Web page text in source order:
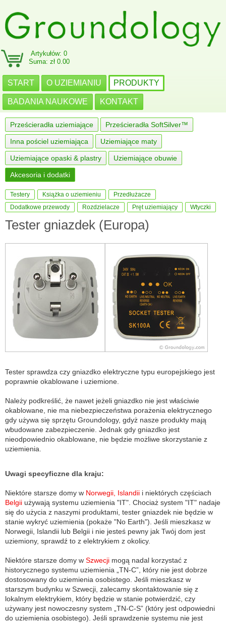
Artykułów: 0
Suma: zł 0.00
START O UZIEMIANIU PRODUKTY
BADANIA NAUKOWE KONTAKT
Prześcieradła uziemiające Prześcieradła SoftSilver™
Inna pościel uziemiająca Uziemiające maty
Uziemiające opaski & plastry Uziemiające obuwie
Akcesoria i dodatki
Testery Książka o uziemieniu
Przedłużacze
Dodatkowe przewody
Rozdzielacze Pręt uziemiający Wtyczki
Tester gniazdek (Europa)
Tester sprawdza czy gniazdko elektryczne typu europejskiego jest
poprawnie okablowane i uziemione.
Należy podkreślić, że nawet jeżeli gniazdko nie jest właściwie
okablowane, nie ma niebezpieczeństwa porażenia elektrycznego
gdy używa się sprzętu Groundology, gdyż nasze produkty mają
wbudowane zabezpieczenie. Jednak gdy gniazdko jest
nieodpowiednio okablowane, nie będzie możliwe skorzystanie z
uziemienia.
Uwagi specyficzne dla kraju:
Niektóre starsze domy w Norwegii, Islandii i niektórych częściach
Belgii używają systemu uziemienia "IT". Chociaż system "IT" nadaje
się do użycia z naszymi produktami, tester gniazdek nie będzie w
stanie wykryć uziemienia (pokaże "No Earth"). Jeśli mieszkasz w
Norwegii, Islandii lub Belgii i nie jesteś pewny jak Twój dom jest
uziemiony, sprawdź to z elektrykiem z okolicy.
Niektóre starsze domy w Szwecji mogą nadal korzystać z
historycznego systemu uziemienia „TN-C”, który nie jest dobrze
dostosowany do uziemienia osobistego. Jeśli mieszkasz w
starszym budynku w Szwecji, zalecamy skontaktowanie się z
lokalnym elektrykiem, który będzie w stanie potwierdzić, czy
używany jest nowoczesny system „TN-C-S” (który jest odpowiedni
do uziemienia osobistego). Jeśli sprawdzenie systemu nie jest